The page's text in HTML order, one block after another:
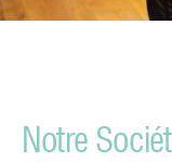
Notre